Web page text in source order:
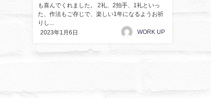
も喜んでくれました。 2礼、2拍手、1礼といっ
た、作法もご存じで、楽しい1年になるようお祈
りし...
2023年1月6日
WORK UP